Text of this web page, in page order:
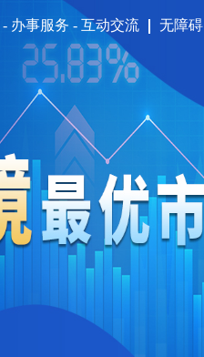
- 办事服务 - 互动交流 无障碍